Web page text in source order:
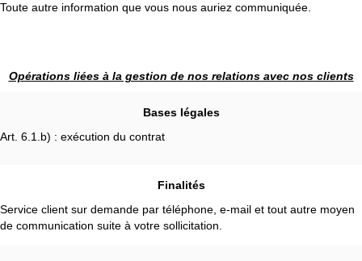
Toute autre information que vous nous auriez communiquée.
Opérations liées à la gestion de nos relations avec nos clients
Bases légales
Art. 6.1.b) : exécution du contrat
Finalités
Service client sur demande par téléphone, e-mail et tout autre moyen
de communication suite à votre sollicitation.